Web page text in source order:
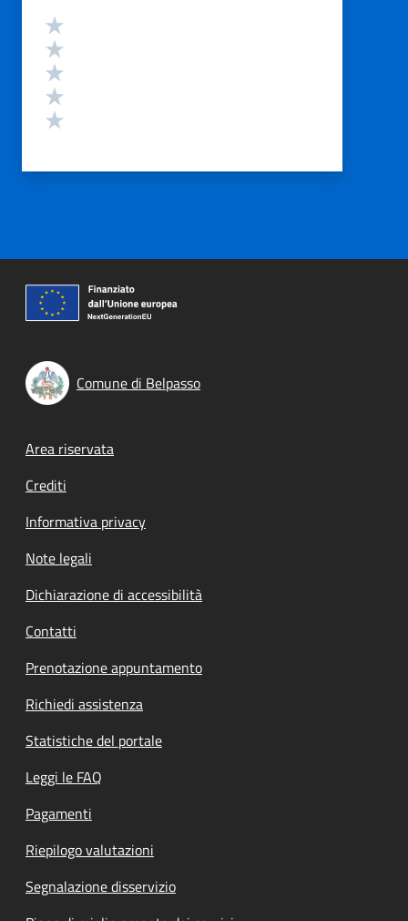
Valutazione
Comune di Belpasso
Footer menu
Area riservata
Crediti
Informativa privacy
Note legali
Dichiarazione di accessibilità
Contatti
Prenotazione appuntamento
Richiedi assistenza
Statistiche del portale
Leggi le FAQ
Pagamenti
Riepilogo valutazioni
Segnalazione disservizio